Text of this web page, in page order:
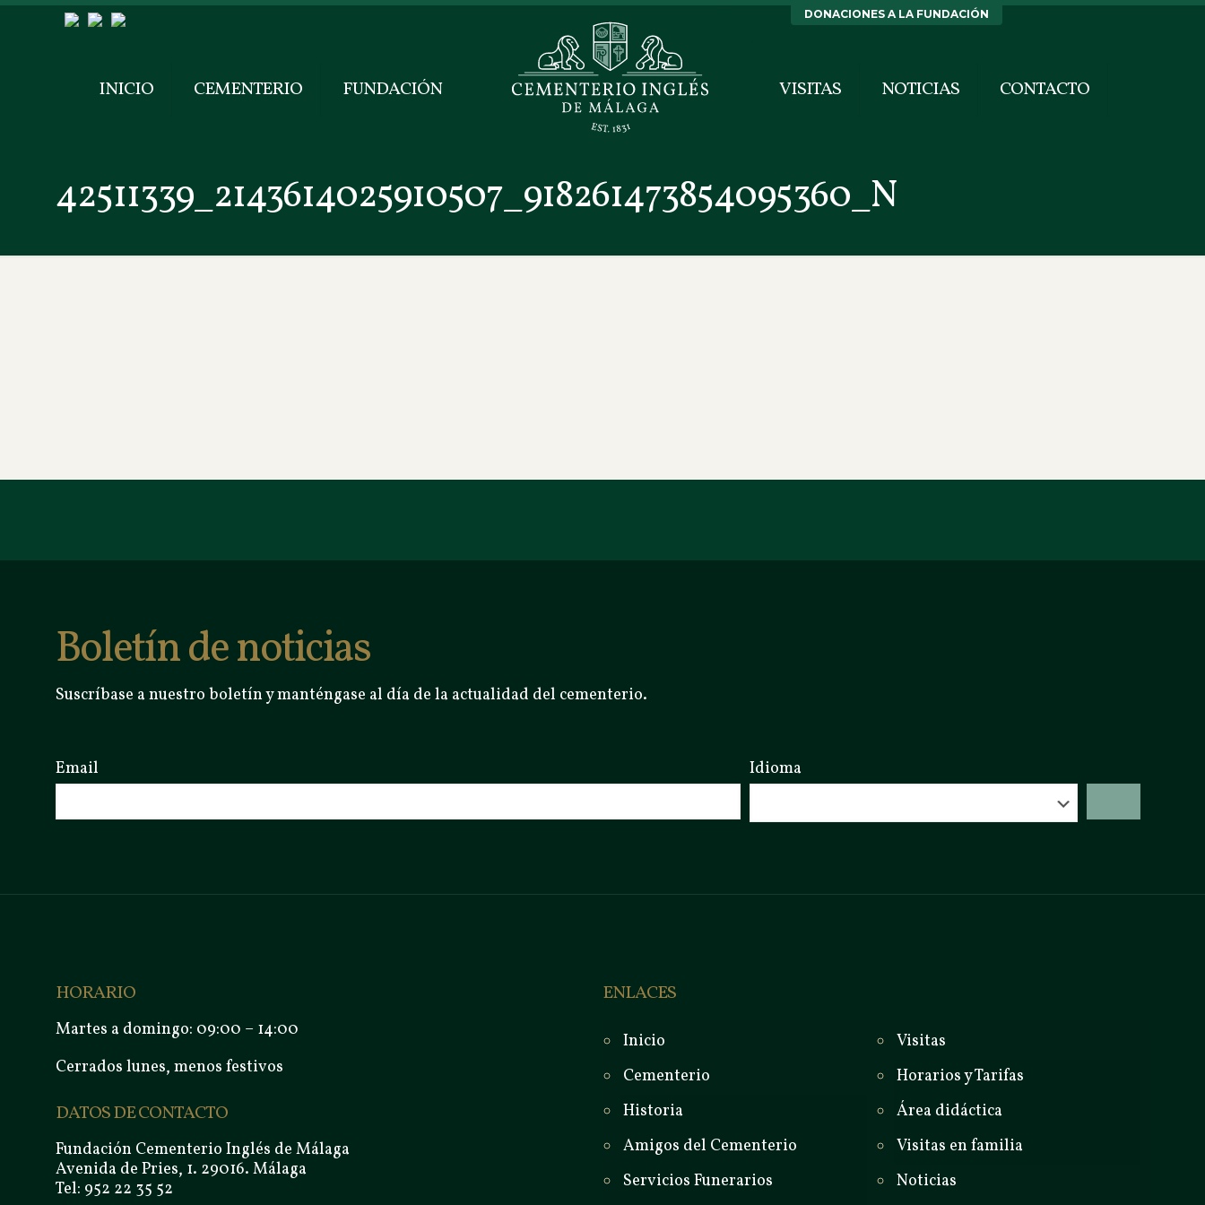
DONACIONES A LA FUNDACIÓN
INICIO CEMENTERIO FUNDACIÓN VISITAS NOTICIAS CONTACTO
42511339_2143614025910507_918261473854095360_N
Boletín de noticias
Suscríbase a nuestro boletín y manténgase al día de la actualidad del cementerio.
Email Idioma
HORARIO
Martes a domingo: 09:00 – 14:00
Cerrados lunes, menos festivos
DATOS DE CONTACTO
Fundación Cementerio Inglés de Málaga
Avenida de Pries, 1. 29016. Málaga
Tel: 952 22 35 52
ENLACES
Inicio
Cementerio
Historia
Amigos del Cementerio
Servicios Funerarios
Visitas
Horarios y Tarifas
Área didáctica
Visitas en familia
Noticias